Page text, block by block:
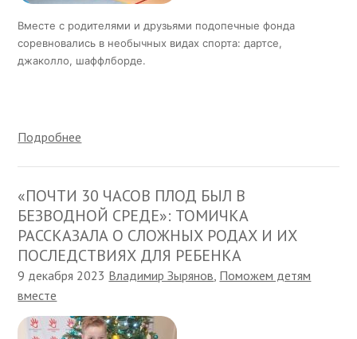
Вместе с родителями и друзьями подопечные фонда
соревновались в необычных видах спорта: дартсе,
джаколло, шаффлборде.
Подробнее
«ПОЧТИ 30 ЧАСОВ ПЛОД БЫЛ В
БЕЗВОДНОЙ СРЕДЕ»: ТОМИЧКА
РАССКАЗАЛА О СЛОЖНЫХ РОДАХ И ИХ
ПОСЛЕДСТВИЯХ ДЛЯ РЕБЕНКА
9 декабря 2023 Владимир Зырянов Поможем детям
вместе